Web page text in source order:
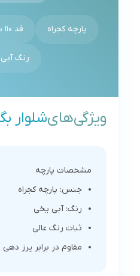
پارچه کجراه قد 110 سانت
رنگ
ویژگی‌هایشلوار
مشخصات پارچه
جنس: پارچه کجراه
رنگ: آبی یخی
ثبات رنگ عالی
مقاوم در برابر پرز دهی